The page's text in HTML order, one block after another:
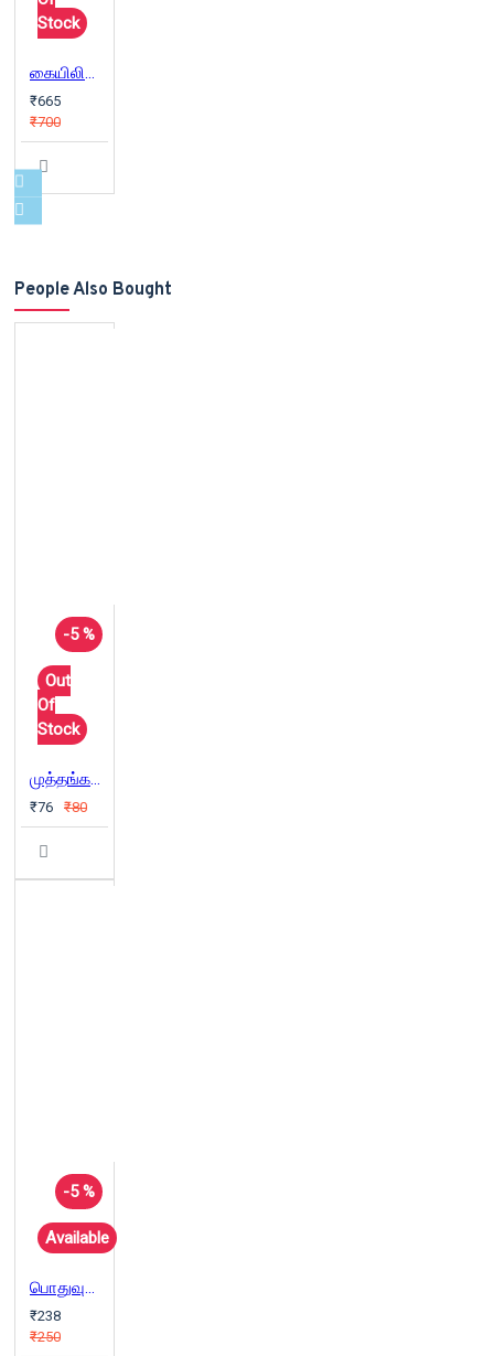
Stock
கையிலிருக்கும் பூமி
₹665
₹700
People Also Bought
-5 %
Out
Of
Stock
முத்தங்களின் கடவுள்
₹76 ₹80
-5 %
Available
பொதுவுடைமையரின் வருங்காலம்?
₹238
₹250